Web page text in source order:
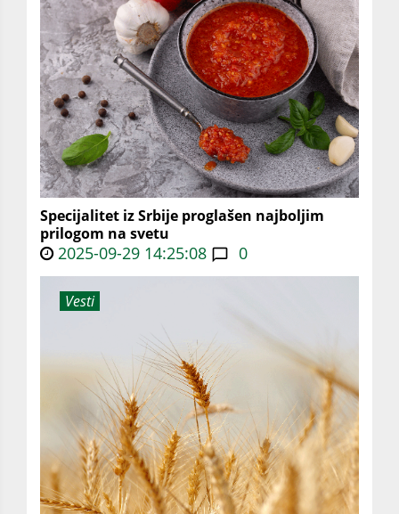
Specijalitet iz Srbije proglašen najboljim
prilogom na svetu
2025-09-29 14:25:08 0
Vesti